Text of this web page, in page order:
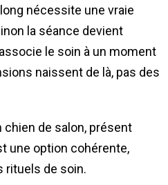
nécessite une vraie
la séance devient
le soin à un moment
naissent de là, pas des
chien de salon, présent
une option cohérente,
rituels de soin.